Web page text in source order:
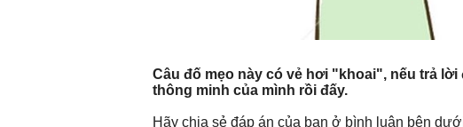
Câu đố mẹo này có vẻ hơi "khoai", nếu trả
thông minh của mình rồi đấy.
Hãy chia sẻ đáp án của bạn ở bình luận bên